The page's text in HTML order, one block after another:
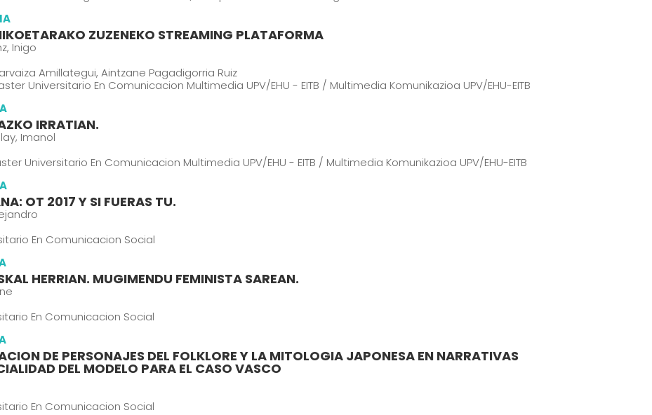
ZUZENEKO STREAMING PLATAFORMA
Inigo
Amillategui, Aintzane Pagadigorria Ruiz
Universitario En Comunicacion Multimedia UPV/EHU - EITB / Multimedia Komunikazioa UPV/EHU-EITB
IRRATIAN.
Imanol
Universitario En Comunicacion Multimedia UPV/EHU - EITB / Multimedia Komunikazioa UPV/EHU-EITB
OT 2017 Y SI FUERAS TU.
En Comunicacion Social
HERRIAN. MUGIMENDU FEMINISTA SAREAN.
En Comunicacion Social
DE PERSONAJES DEL FOLKLORE Y LA MITOLOGIA JAPONESA EN NARRATIVAS
DEL MODELO PARA EL CASO VASCO
En Comunicacion Social